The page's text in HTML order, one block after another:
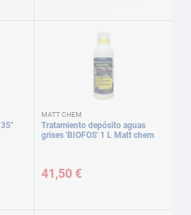
MATT CHEM
Tratamiento depósito aguas
grises 'BIOFOS' 1 L Matt chem
41,50 €